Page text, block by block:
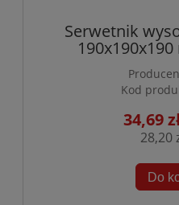
Serwetnik
Kod
34,69
28,20
Do